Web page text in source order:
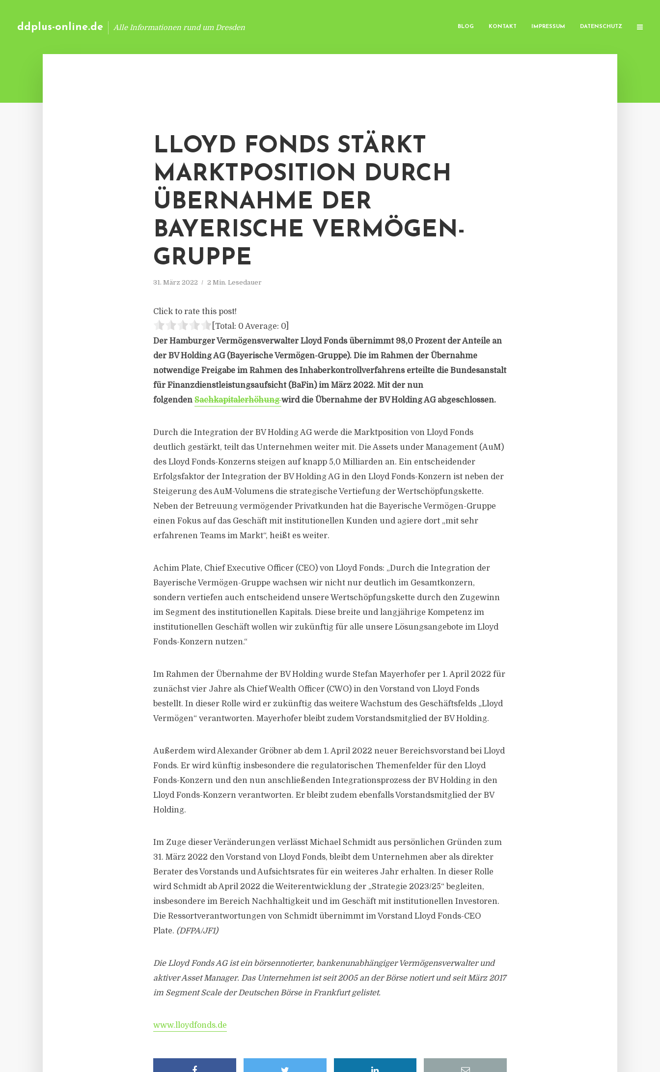
ddplus-online.de Alle Informationen rund um Dresden BLOG KONTAKT IMPRESSUM DATENSCHUTZ
LLOYD FONDS STÄRKT
MARKTPOSITION DURCH
ÜBERNAHME DER
BAYERISCHE VERMÖGEN-
GRUPPE
31. März 2022 2 Min. Lesedauer
Click to rate this post!
[Total: 0 Average: 0
Der Hamburger Vermögensverwalter Lloyd Fonds übernimmt 98,0 Prozent der Anteile an
der BV Holding AG (Bayerische Vermögen-Gruppe). Die im Rahmen der Übernahme
notwendige Freigabe im Rahmen des Inhaberkontrollverfahrens erteilte die Bundesanstalt
für Finanzdienstleistungsaufsicht (BaFin) im März 2022. Mit der nun
folgenden Sachkapitalerhöhungwird die Übernahme der BV Holding AG abgeschlossen.
Durch die Integration der BV Holding AG werde die Marktposition von Lloyd Fonds
deutlich gestärkt, teilt das Unternehmen weiter mit. Die Assets under Management (AuM)
des Lloyd Fonds-Konzerns steigen auf knapp 5,0 Milliarden an. Ein entscheidender
Erfolgsfaktor der Integration der BV Holding AG in den Lloyd Fonds-Konzern ist neben der
Steigerung des AuM-Volumens die strategische Vertiefung der Wertschöpfungskette.
Neben der Betreuung vermögender Privatkunden hat die Bayerische Vermögen-Gruppe
einen Fokus auf das Geschäft mit institutionellen Kunden und agiere dort „mit sehr
erfahrenen Teams im Markt“, heißt es weiter.
Achim Plate, Chief Executive Officer (CEO) von Lloyd Fonds: „Durch die Integration der
Bayerische Vermögen-Gruppe wachsen wir nicht nur deutlich im Gesamtkonzern,
sondern vertiefen auch entscheidend unsere Wertschöpfungskette durch den Zugewinn
im Segment des institutionellen Kapitals. Diese breite und langjährige Kompetenz im
institutionellen Geschäft wollen wir zukünftig für alle unsere Lösungsangebote im Lloyd
Fonds-Konzern nutzen.“
Im Rahmen der Übernahme der BV Holding wurde Stefan Mayerhofer per 1. April 2022 für
zunächst vier Jahre als Chief Wealth Officer (CWO) in den Vorstand von Lloyd Fonds
bestellt. In dieser Rolle wird er zukünftig das weitere Wachstum des Geschäftsfelds „Lloyd
Vermögen“ verantworten. Mayerhofer bleibt zudem Vorstandsmitglied der BV Holding.
Außerdem wird Alexander Gröbner ab dem 1. April 2022 neuer Bereichsvorstand bei Lloyd
Fonds. Er wird künftig insbesondere die regulatorischen Themenfelder für den Lloyd
Fonds-Konzern und den nun anschließenden Integrationsprozess der BV Holding in den
Lloyd Fonds-Konzern verantworten. Er bleibt zudem ebenfalls Vorstandsmitglied der BV
Holding.
Im Zuge dieser Veränderungen verlässt Michael Schmidt aus persönlichen Gründen zum
31. März 2022 den Vorstand von Lloyd Fonds, bleibt dem Unternehmen aber als direkter
Berater des Vorstands und Aufsichtsrates für ein weiteres Jahr erhalten. In dieser Rolle
wird Schmidt ab April 2022 die Weiterentwicklung der „Strategie 2023/25“ begleiten,
insbesondere im Bereich Nachhaltigkeit und im Geschäft mit institutionellen Investoren.
Die Ressortverantwortungen von Schmidt übernimmt im Vorstand Lloyd Fonds-CEO
Plate. (DFPA/JF1)
Die Lloyd Fonds AG ist ein börsennotierter, bankenunabhängiger Vermögensverwalter und
aktiver Asset Manager. Das Unternehmen ist seit 2005 an der Börse notiert und seit März 2017
im Segment Scale der Deutschen Börse in Frankfurt gelistet.
www.lloydfonds.de